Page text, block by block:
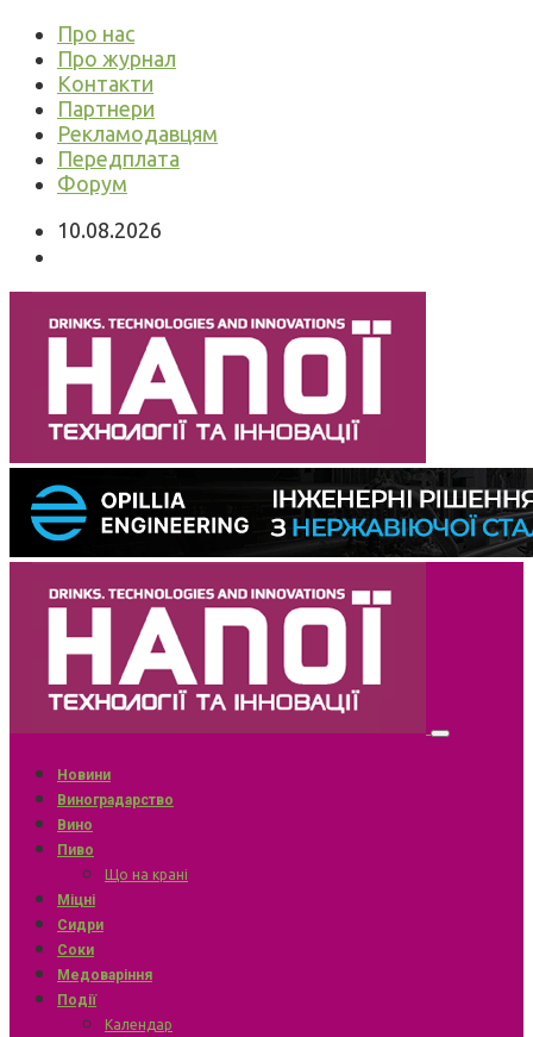
Про нас
Про журнал
Контакти
Партнери
Рекламодавцям
Передплата
Форум
10.08.2026
Новини
Виноградарство
Вино
Пиво
Що на крані
Міцні
Сидри
Соки
Медоваріння
Події
Календар